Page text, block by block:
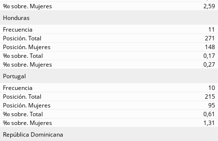
2,59
Honduras
11
271
148
0,17
0,27
Portugal
10
215
95
0,61
1,31
República Dominicana